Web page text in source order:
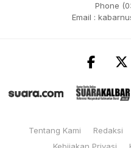
Phone
Email :
Tentang Kami Redaksi
Kebijakan Privasi